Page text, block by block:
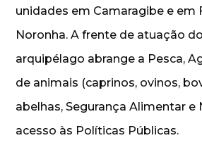
unidades em Camaragibe e em
Noronha. A frente de atuação
arquipélago abrange a Pesca,
de animais (caprinos, ovinos,
abelhas, Segurança Alimentar e
acesso às Políticas Públicas.